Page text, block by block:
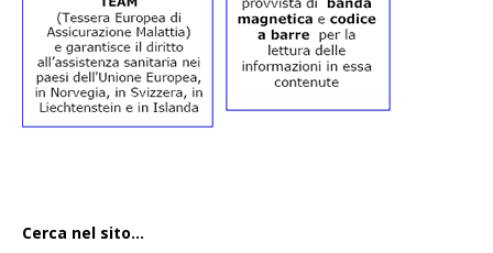
Cerca nel sito...